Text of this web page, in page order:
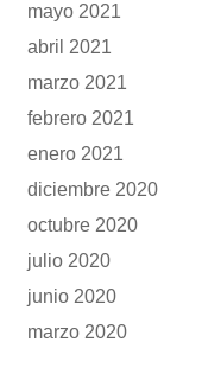
mayo 2021
abril 2021
marzo 2021
febrero 2021
enero 2021
diciembre 2020
octubre 2020
julio 2020
junio 2020
marzo 2020